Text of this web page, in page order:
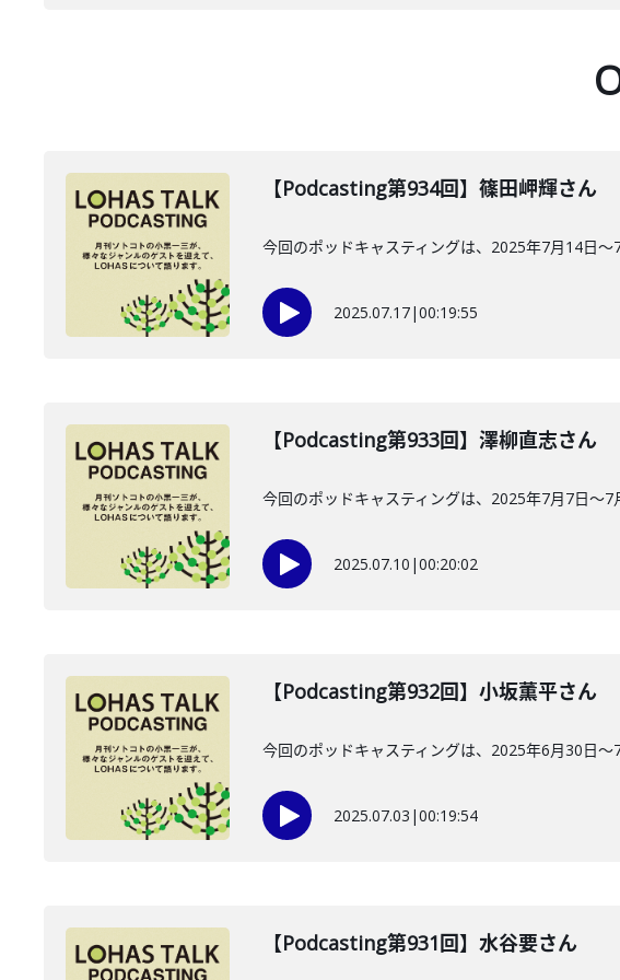
【Podcasting第934回】篠田岬輝さん
今回のポッドキャスティングは、2025年7月14日〜
2025.07.17|00:19:55
【Podcasting第933回】澤柳直志さん
今回のポッドキャスティングは、2025年7月7日～7
2025.07.10 |00:20:02
【Podcasting第932回】小坂薫平さん
今回のポッドキャスティングは、2025年6月30日
2025.07.03 |00:19:54
【Podcasting第931回】水谷要さん